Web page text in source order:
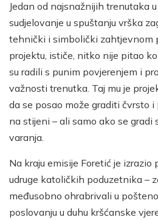
Jedan od najsnažnijih trenutaka
sudjelovanje u spuštanju vrška
tehnički i simbolički zahtjevnom
projektu, ističe, nitko nije pitao
su radili s punim povjerenjem i
važnosti trenutka. Taj mu je
da se posao može graditi čvrsto
na stijeni – ali samo ako se gradi
varanja.
Na kraju emisije Foretić je izrazio
udruge katoličkih poduzetnika –
međusobno ohrabrivali u
poslovanju u duhu kršćanske